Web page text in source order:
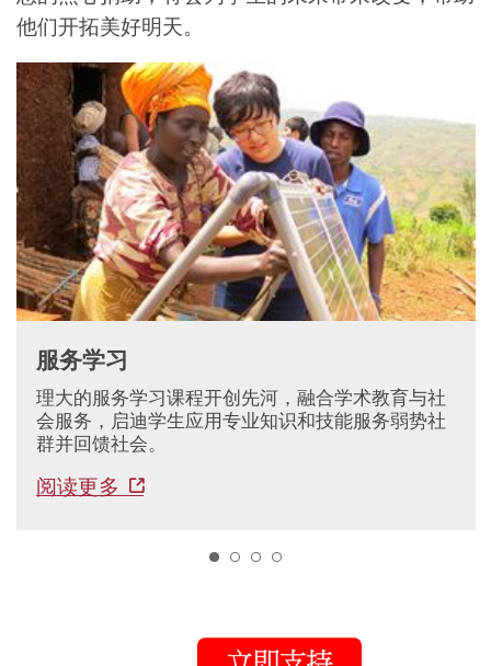
他们开拓美好明天。
服务学习
理大的服务学习课程开创先河，融合学术教育与社
会服务，启迪学生应用专业知识和技能服务弱势社
群并回馈社会。
阅读更多